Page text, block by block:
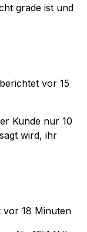
grade ist und
vor 15
Kunde nur 10
wird, ihr
vor 18 Minuten